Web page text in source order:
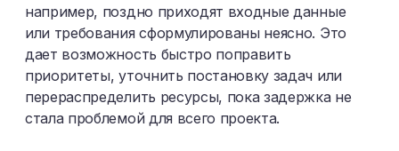
например, поздно приходят входные данные
или требования сформулированы неясно. Это
дает возможность быстро поправить
приоритеты, уточнить постановку задач или
перераспределить ресурсы, пока задержка не
стала проблемой для всего проекта.